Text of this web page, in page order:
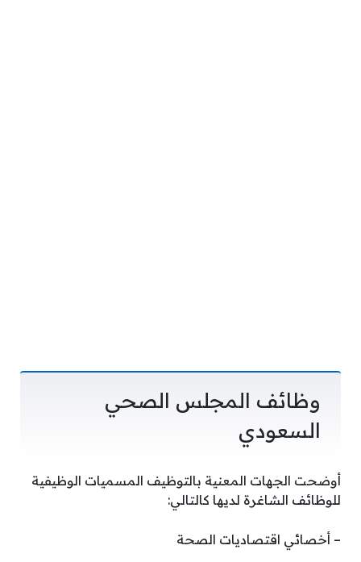
وظائف المجلس الصحي
السعودي
أوضحت الجهات المعنية بالتوظيف المسميات الوظيفية
للوظائف الشاغرة لديها كالتالي:
– أخصائي اقتصاديات الصحة